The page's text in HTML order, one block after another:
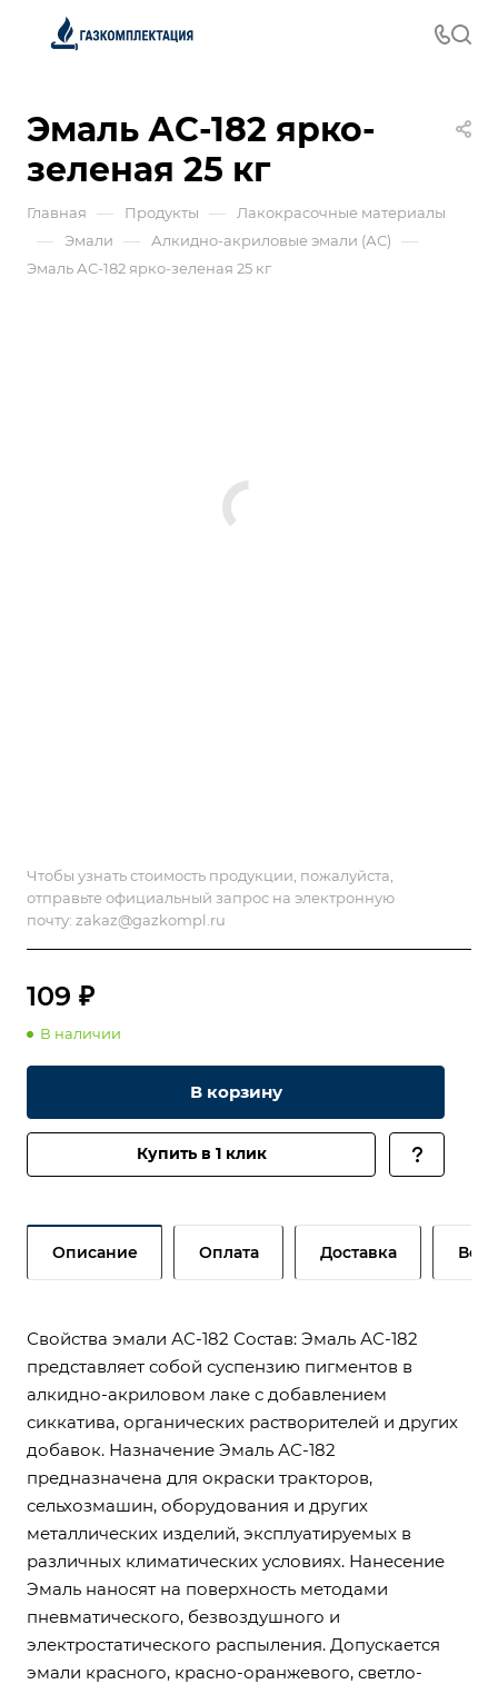
Эмаль АС-182 ярко-
зеленая 25 кг
Главная — Продукты — Лакокрасочные материалы
— Эмали — Алкидно-акриловые эмали (АС) —
Эмаль АС-182 ярко-зеленая 25 кг
Чтобы узнать стоимость продукции, пожалуйста,
отправьте официальный запрос на электронную
почту: zakaz@gazkompl.ru
109 ₽
В наличии
В корзину
Купить в 1 клик
Описание Оплата Доставка
Свойства эмали АС-182 Состав: Эмаль АС-182
представляет собой суспензию пигментов в
алкидно-акриловом лаке с добавлением
сиккатива, органических растворителей и других
добавок. Назначение Эмаль АС-182
предназначена для окраски тракторов,
сельхозмашин, оборудования и других
металлических изделий, эксплуатируемых в
различных климатических условиях. Нанесение
Эмаль наносят на поверхность методами
пневматического, безвоздушного и
электростатического распыления. Допускается
эмали красного, красно-оранжевого, светло-